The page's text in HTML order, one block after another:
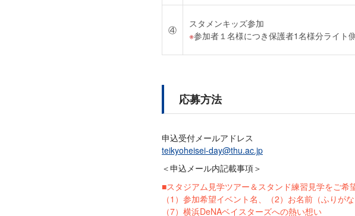
④
スタメンキッズ参加
参加者１名様につき保護者1名様分ライト
応募方法
申込受付メールアドレス
teikyoheisei-day@thu.ac.jp
＜申込メール内記載事項＞
■スタジアム見学ツアー＆スタンド練習見学をご希
（1）参加希望イベント名、（2）お名前（ふり
（7）横浜DeNAベイスターズへの熱い想い